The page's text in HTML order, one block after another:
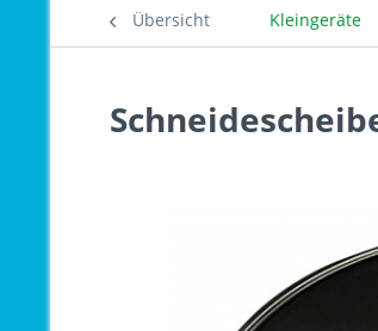
Übersicht Kleingeräte